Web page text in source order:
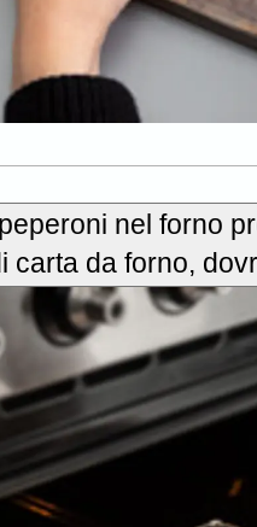
nel forno
carta da forno,